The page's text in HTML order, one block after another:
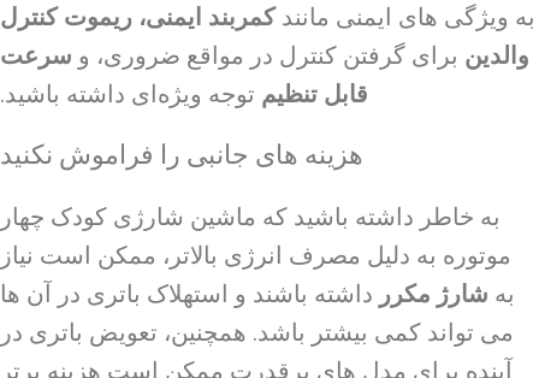
به ویژگی های ایمنی مانندکمربند ایمنی، ریموت کنترل
والدین برای گرفتن کنترل در مواقع ضروری، و سرعت
قابل تنظیم توجه ویژه‌ای داشته باشید.
هزینه های جانبی را فراموش نکنید
به خاطر داشته باشید که ماشین شارژی کودک چهار
موتوره به دلیل مصرف انرژی بالاتر، ممکن است نیاز
به شارژ مکرر داشته باشند و استهلاک باتری در آن ها
می تواند کمی بیشتر باشد. همچنین، تعویض باتری در
آینده برای مدل های پرقدرت ممکن است هزینه برتر